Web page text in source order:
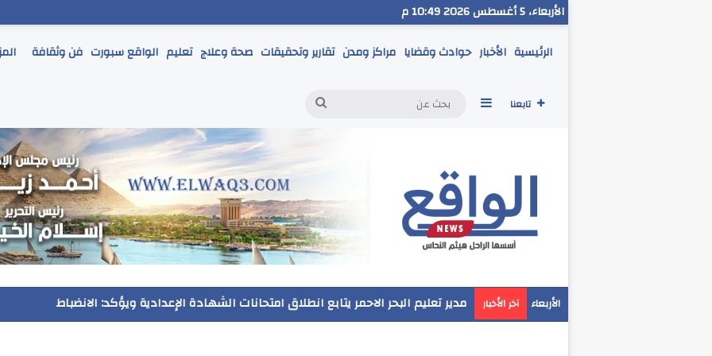
الأربعاء، 5 أغسطس 2026 10:49 م
الرئيسية الأخبار حوادث وقضايا مراكز ومدن تقارير وتحقيقات صحة وعلاج تعليم الواقع سبورت فن وثقافة
تابعنا إضافة عمود جانبي
بحث
الأربعاء آخر الأخبار مدير تعليم البحر الاحمر يتابع انطلاق امتحانات الشهادة الإعدادية ويؤكد: الانضباط